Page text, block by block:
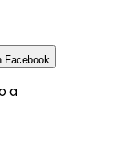
Facebook
a